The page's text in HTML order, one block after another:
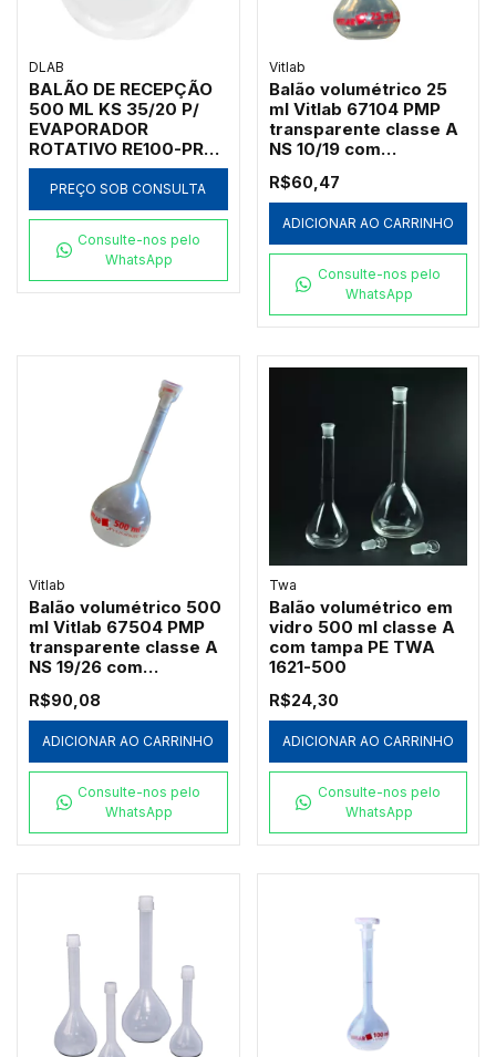
DLAB
BALÃO DE RECEPÇÃO
500 ML KS 35/20 P/
EVAPORADOR
ROTATIVO RE100-PRO
E RE100-S
PREÇO SOB CONSULTA
Consulte-nos pelo
WhatsApp
Vitlab
Balão volumétrico 25
ml Vitlab 67104 PMP
transparente classe A
NS 10/19 com
autoclavável
R$60,47
ADICIONAR AO CARRINHO
Consulte-nos pelo
WhatsApp
Vitlab
Balão volumétrico 500
ml Vitlab 67504 PMP
transparente classe A
NS 19/26 com
autoclavável
R$90,08
ADICIONAR AO CARRINHO
Consulte-nos pelo
WhatsApp
Twa
Balão volumétrico em
vidro 500 ml classe A
com tampa PE TWA
1621-500
R$24,30
ADICIONAR AO CARRINHO
Consulte-nos pelo
WhatsApp